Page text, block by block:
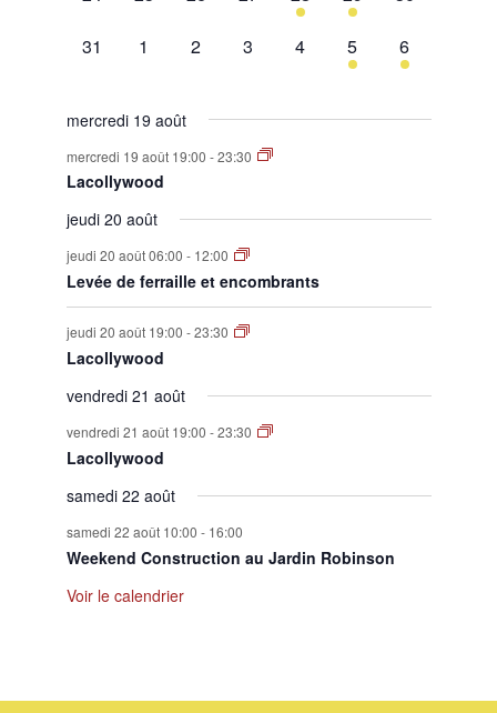
évènement,évènement,évènement,
0
31
0
1
0
2
0
3
0
évènement,
4
1
évènement,
5
1
évènement,
6
mercredi 19 août
mercredi 19 août 19:00 -23:30
Lacollywood
jeudi 20 août
jeudi 20 août 06:00 - 12:00
Levée de ferraille et encombrants
jeudi 20 août 19:00 -23:30
Lacollywood
vendredi 21 août
vendredi 21 août 19:00 -23:30
Lacollywood
samedi 22 août
samedi 22 août 10:00 - 16:00
Weekend Construction au Jardin Robinson
Voir le calendrier